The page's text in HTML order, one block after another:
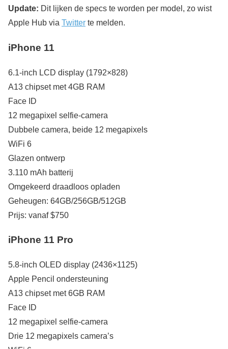
Update: Dit lijken de specs te worden per model, zo wist
Apple Hub via Twitter te melden.
iPhone 11
6.1-inch LCD display (1792×828)
A13 chipset met 4GB RAM
Face ID
12 megapixel selfie-camera
Dubbele camera, beide 12 megapixels
WiFi 6
Glazen ontwerp
3.110 mAh batterij
Omgekeerd draadloos opladen
Geheugen: 64GB/256GB/512GB
Prijs: vanaf $750
iPhone 11 Pro
5.8-inch OLED display (2436×1125)
Apple Pencil ondersteuning
A13 chipset met 6GB RAM
Face ID
12 megapixel selfie-camera
Drie 12 megapixels camera’s